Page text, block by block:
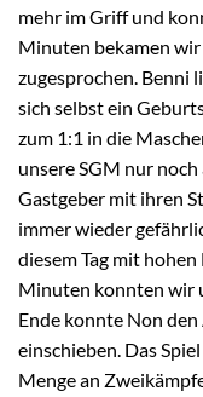
mehr im Griff und
Minuten bekamen
zugesprochen. Benni
sich selbst ein
zum 1:1 in die
unsere SGM nur
Gastgeber mit ihren
immer wieder
diesem Tag mit
Minuten konnten wir
Ende konnte Non
einschieben. Das
Menge an